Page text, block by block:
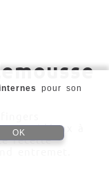
idéaux à
recette
pour son
OK